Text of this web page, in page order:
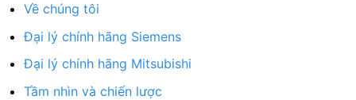
Về chúng tôi
Đại lý chính hãng Siemens
Đại lý chính hãng Mitsubishi
Tầm nhìn và chiến lược